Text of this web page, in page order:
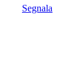
Segnala